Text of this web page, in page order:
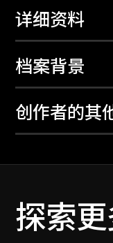
详细资料
档案背景
创作者的其
探索